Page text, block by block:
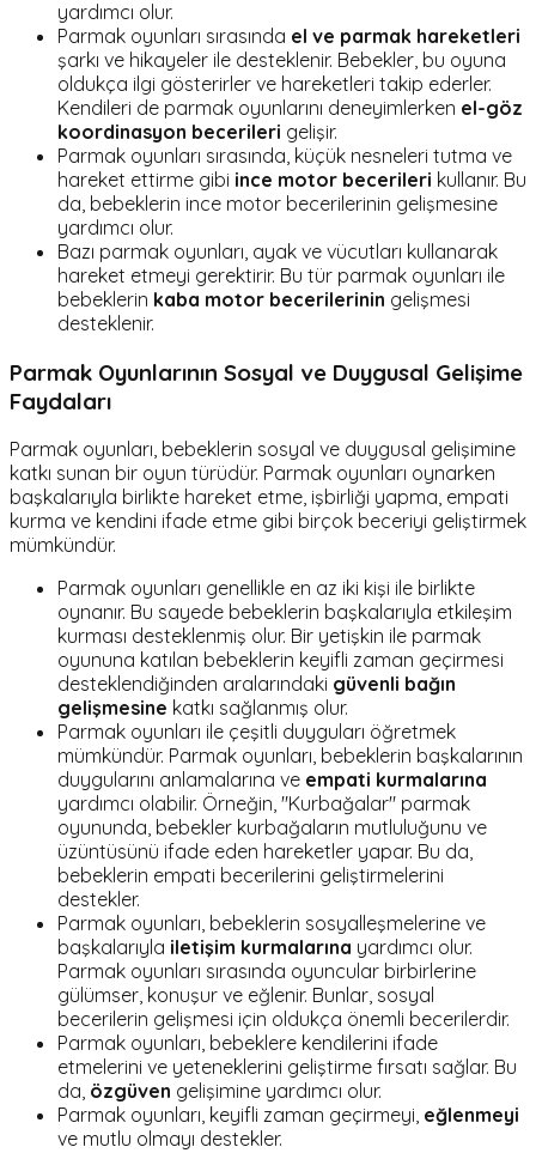
yardımcı olur.
Parmak oyunları sırasında el ve parmak hareketleri
şarkı ve hikayeler ile desteklenir. Bebekler, bu oyuna
oldukça ilgi gösterirler ve hareketleri takip ederler.
Kendileri de parmak oyunlarını deneyimlerken el-göz
koordinasyon becerileri gelişir.
Parmak oyunları sırasında, küçük nesneleri tutma ve
hareket ettirme gibi ince motor becerileri kullanır. Bu
da, bebeklerin ince motor becerilerinin gelişmesine
yardımcı olur.
Bazı parmak oyunları, ayak ve vücutları kullanarak
hareket etmeyi gerektirir. Bu tür parmak oyunları ile
bebeklerin kaba motor becerilerinin gelişmesi
desteklenir.
Parmak Oyunlarının Sosyal ve Duygusal Gelişime
Faydaları
Parmak oyunları, bebeklerin sosyal ve duygusal gelişimine
katkı sunan bir oyun türüdür. Parmak oyunları oynarken
başkalarıyla birlikte hareket etme, işbirliği yapma, empati
kurma ve kendini ifade etme gibi birçok beceriyi geliştirmek
mümkündür.
Parmak oyunları genellikle en az iki kişi ile birlikte
oynanır. Bu sayede bebeklerin başkalarıyla etkileşim
kurması desteklenmiş olur. Bir yetişkin ile parmak
oyununa katılan bebeklerin keyifli zaman geçirmesi
desteklendiğinden aralarındaki güvenli bağın
gelişmesine katkı sağlanmış olur.
Parmak oyunları ile çeşitli duyguları öğretmek
mümkündür. Parmak oyunları, bebeklerin başkalarının
duygularını anlamalarına ve empati kurmalarına
yardımcı olabilir. Örneğin, "Kurbağalar" parmak
oyununda, bebekler kurbağaların mutluluğunu ve
üzüntüsünü ifade eden hareketler yapar. Bu da,
bebeklerin empati becerilerini geliştirmelerini
destekler.
Parmak oyunları, bebeklerin sosyalleşmelerine ve
başkalarıyla iletişim kurmalarına yardımcı olur.
Parmak oyunları sırasında oyuncular birbirlerine
gülümser, konuşur ve eğlenir. Bunlar, sosyal
becerilerin gelişmesi için oldukça önemli becerilerdir.
Parmak oyunları, bebeklere kendilerini ifade
etmelerini ve yeteneklerini geliştirme fırsatı sağlar. Bu
da, özgüven gelişimine yardımcı olur.
Parmak oyunları, keyifli zaman geçirmeyi, eğlenmeyi
ve mutlu olmayı destekler.